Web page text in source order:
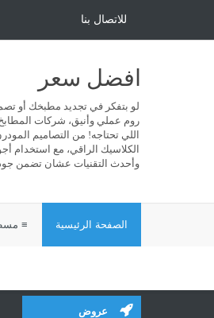
للاتصال بنا
افضل سعر
لو بتفكر في تجديد مطبخك أو
روم عملي وأنيق، شركات
اللي تحتاجه! من التصاميم
الكلاسيك الراقي، مع استخدام
وأحدث التقنيات عشان تضمن
الصفحة الرئيسية ≡
عروض